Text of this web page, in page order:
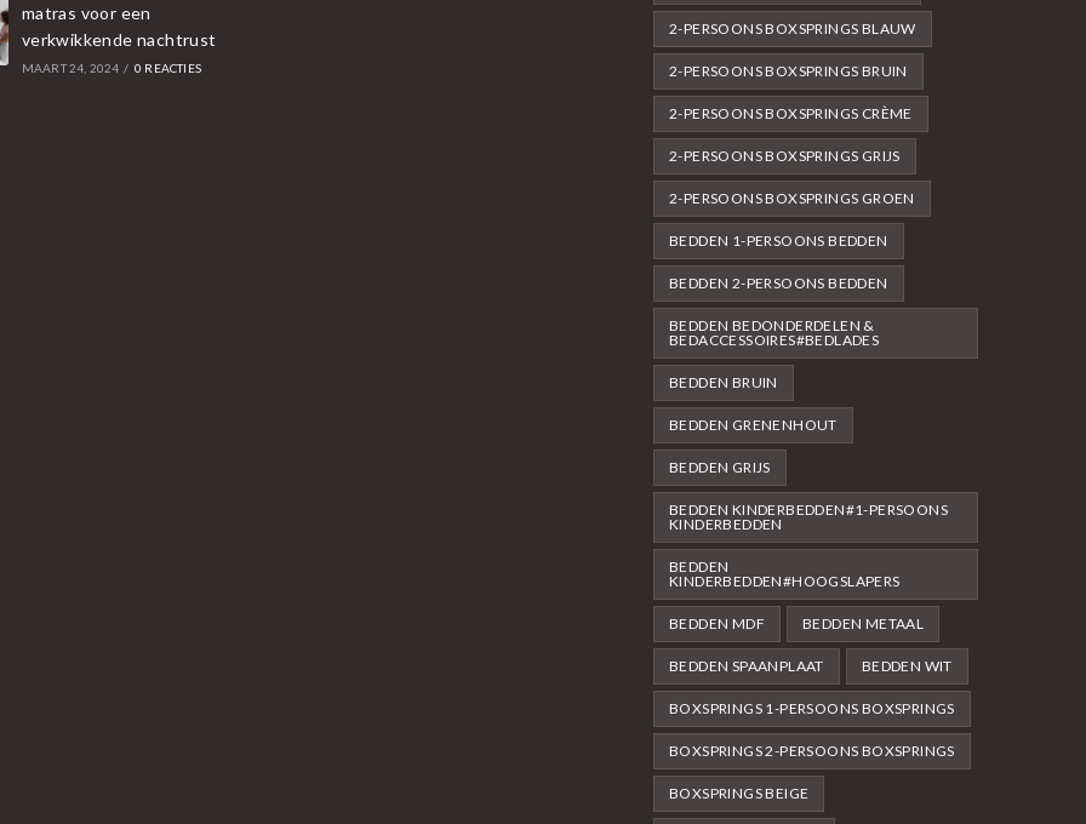
matras voor een
verkwikkende nachtrust
MAART 24, 2024 / 0 REACTIES
2-PERSOONS BOXSPRINGS BLAUW
2-PERSOONS BOXSPRINGS BRUIN
2-PERSOONS BOXSPRINGS CRÈME
2-PERSOONS BOXSPRINGS GRIJS
2-PERSOONS BOXSPRINGS GROEN
BEDDEN 1-PERSOONS BEDDEN
BEDDEN 2-PERSOONS BEDDEN
BEDDEN BEDONDERDELEN &
BEDACCESSOIRES#BEDLADES
BEDDEN BRUIN
BEDDEN GRENENHOUT
BEDDEN GRIJS
BEDDEN KINDERBEDDEN#1-PERSOONS
KINDERBEDDEN
BEDDEN
KINDERBEDDEN#HOOGSLAPERS
BEDDEN MDF BEDDEN METAAL
BEDDEN SPAANPLAAT BEDDEN WIT
BOXSPRINGS 1-PERSOONS BOXSPRINGS
BOXSPRINGS 2-PERSOONS BOXSPRINGS
BOXSPRINGS BEIGE